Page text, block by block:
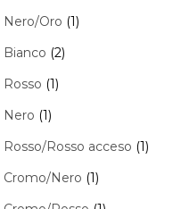
Nero/Oro (1)
Bianco (2)
Rosso (1)
Nero (1)
Rosso/Rosso acceso (1)
Cromo/Nero (1)